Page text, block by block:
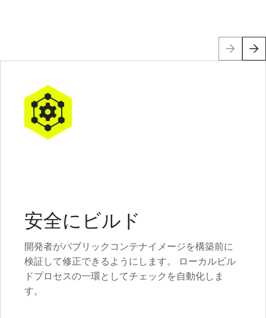
安全にビルド
開発者がパブリックコンテナイメージを構築前に
検証して修正できるようにします。 ローカルビル
ドプロセスの一環としてチェックを自動化しま
す。